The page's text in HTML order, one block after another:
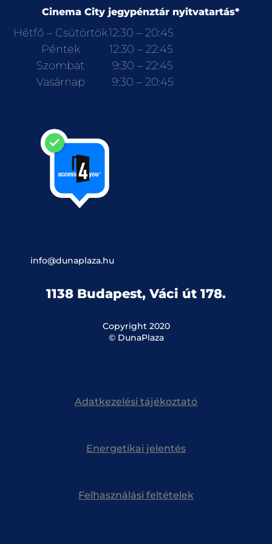
Cinema City jegypénztár nyitvatartás*
Hétfő – Csütörtök12:30 – 20:45
Péntek
12:30 – 22:45
Szombat
9:30 – 22:45
Vasárnap
9:30 – 20:45
info@dunaplaza.hu
1138 Budapest, Váci út 178.
Copyright 2020
© DunaPlaza
Adatkezelési tájékoztató
Energetikai jelentés
Felhasználási feltételek